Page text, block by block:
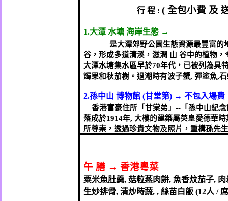
行 程 :(全包小費 及
1.大潭 水塘 海岸生態 →
是大潭郊野公園生態資源最豐富的
谷，形成多道清溪，滋潤 山 谷中的植物
大潭水塘集水區早於70年代，已被列為具
燭果和秋茄樹。退潮時有波子蟹, 彈塗魚,
2.孫中山 博物館(甘堂第) → 不包入場費
香港富豪住所「甘棠弟」 --「孫中山紀
落成於1914年, 大樓的建築屬英皇愛德華
所尊崇，透過珍貴文物及照片，重構孫先
午 膳 → 香港粵菜
粟米魚肚羹, 菇粒蒸肉餅, 魚香炆茄子,
生炒排骨, 清炒時蔬, , 絲苗白飯(12人 / 席